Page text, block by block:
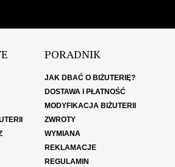
PORADNIK
JAK DBAĆ O BIŻUTERIĘ?
DOSTAWA I PŁATNOŚĆ
MODYFIKACJA BIŻUTERII
ZWROTY
WYMIANA
REKLAMACJE
REGULAMIN